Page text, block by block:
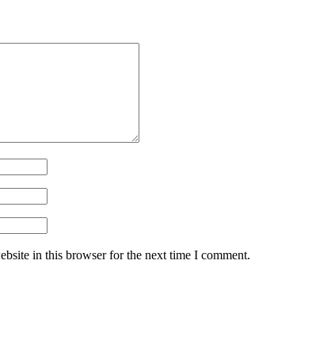
in this browser for the next time I comment.